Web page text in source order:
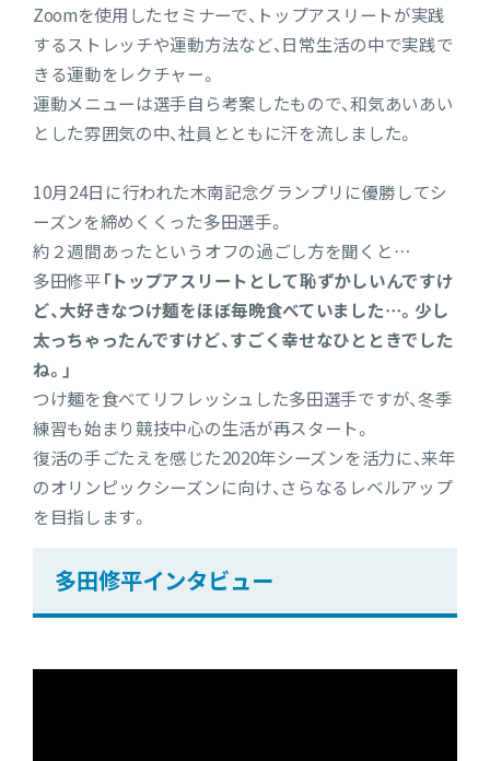
Zoomを使用したセミナーで、トップアスリートが実践
するストレッチや運動方法など、日常生活の中で実践で
きる運動をレクチャー。
運動メニューは選手自ら考案したもので、和気あいあい
とした雰囲気の中、社員とともに汗を流しました。
10月24日に行われた木南記念グランプリに優勝してシ
ーズンを締めくくった多田選手。
約２週間あったというオフの過ごし方を聞くと…
多田修平「トップアスリートとして恥ずかしいんですけ
ど、大好きなつけ麺をほぼ毎晩食べていました…。少し
太っちゃったんですけど、すごく幸せなひとときでした
ね。」
つけ麺を食べてリフレッシュした多田選手ですが、冬季
練習も始まり競技中心の生活が再スタート。
復活の手ごたえを感じた2020年シーズンを活力に、来年
のオリンピックシーズンに向け、さらなるレベルアップ
を目指します。
多田修平インタビュー